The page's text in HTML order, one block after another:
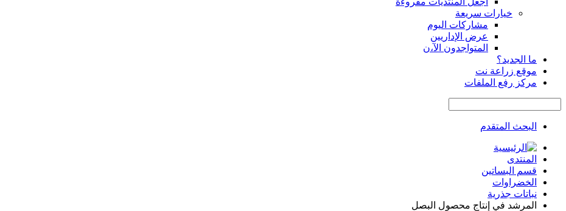
خيارات سريعة
مشاركات اليوم
عرض الإداريين
المتواجدون الآ،ن
ما الجديد؟
موقع زراعة نت
مركز رفع الملفات
البحث المتقدم
المنتدى
قسم البساتين
الخضراوات
نباتات جذرية
المرشد في إنتاج محصول البصل